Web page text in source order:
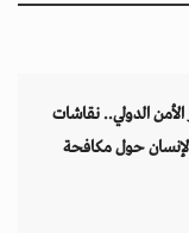
الدولي.. نقاشات
حول مكافحة